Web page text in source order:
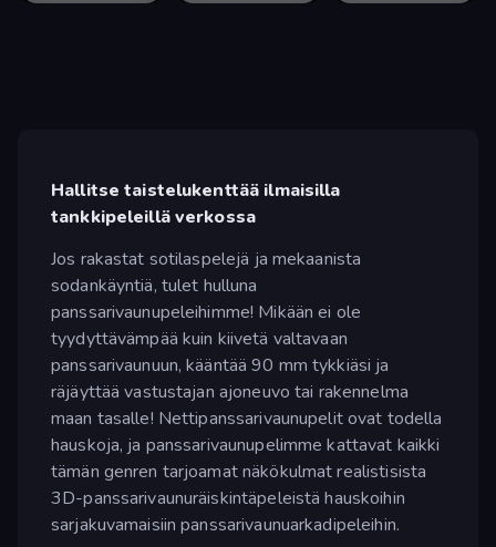
Hallitse taistelukenttää ilmaisilla
tankkipeleillä verkossa
Jos rakastat sotilaspelejä ja mekaanista
sodankäyntiä, tulet hulluna
panssarivaunupeleihimme! Mikään ei ole
tyydyttävämpää kuin kiivetä valtavaan
panssarivaunuun, kääntää 90 mm tykkiäsi ja
räjäyttää vastustajan ajoneuvo tai rakennelma
maan tasalle! Nettipanssarivaunupelit ovat todella
hauskoja, ja panssarivaunupelimme kattavat kaikki
tämän genren tarjoamat näkökulmat realistisista
3D-panssarivaunuräiskintäpeleistä hauskoihin
sarjakuvamaisiin panssarivaunuarkadipeleihin.